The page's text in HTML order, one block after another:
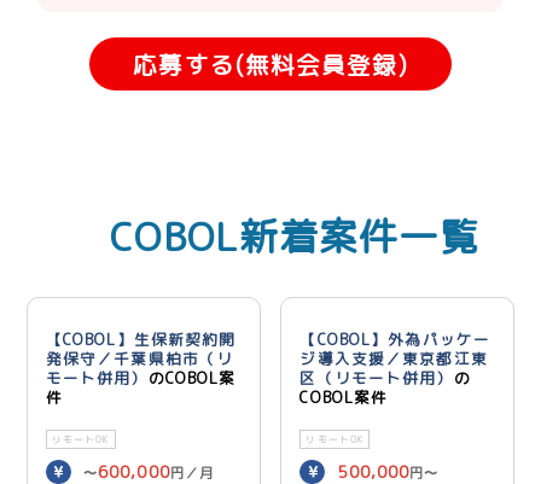
応募する(無料会員登録)
COBOL新着案件一覧
【COBOL】生保新契約開
発保守／千葉県柏市（リ
モート併用） のCOBOL案
件
リモートOK
〜600,000円／月
【COBOL】外為パッケー
ジ導入支援／東京都江東
区（リモート併用） の
COBOL案件
リモートOK
500,000円〜